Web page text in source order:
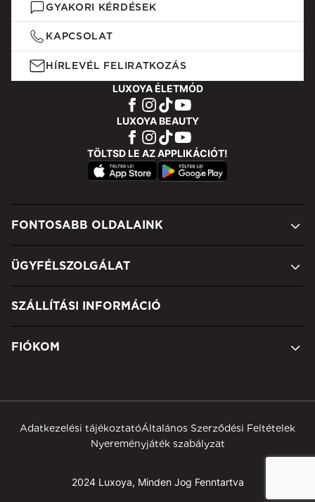
GYAKORI KÉRDÉSEK
KAPCSOLAT
HÍRLEVÉL FELIRATKOZÁS
LUXOYA ÉLETMÓD
LUXOYA BEAUTY
TÖLTSD LE AZ APPLIKÁCIÓT!
FONTOSABB OLDALAINK
ÜGYFÉLSZOLGÁLAT
SZÁLLÍTÁSI INFORMÁCIÓ
FIÓKOM
2024 Luxoya, Minden Jog Fenntartva
Adatkezelési tájékoztatóÁltalános Szerződési Feltételek
Nyereményjáték szabályzat